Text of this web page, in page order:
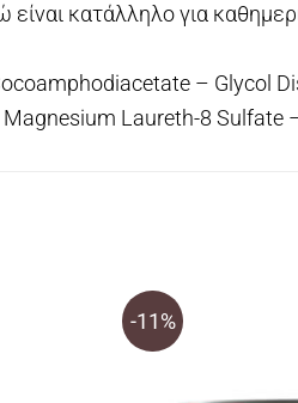
κατάλληλο για
– Glycol
Laureth-8 Sulfate
-11%